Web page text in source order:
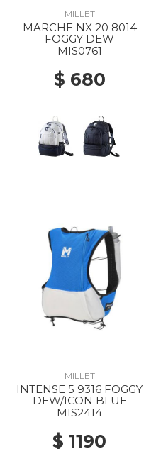
MILLET
MARCHE NX 20 8014
FOGGY DEW
MIS0761
$ 680
MILLET
INTENSE 5 9316 FOGGY
DEW/ICON BLUE
MIS2414
$ 1190